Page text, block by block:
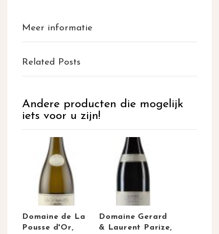
Meer informatie
Related Posts
Andere producten die mogelijk
iets voor u zijn!
Domaine de La
Pousse d'Or,
Domaine Gerard
& Laurent Parize,